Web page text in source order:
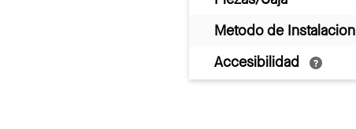
Metodo de Instalacion
Accesibilidad